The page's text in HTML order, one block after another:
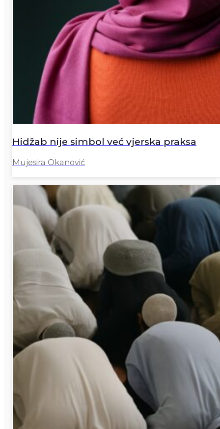
Hidžab nije simbol već vjerska praksa
Mujesira Okanović